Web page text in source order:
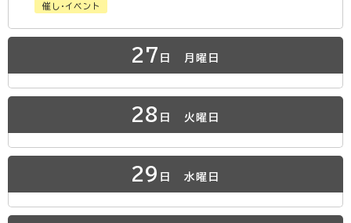
催し・イベント
27 日 月曜日
28 日 火曜日
29 日 水曜日